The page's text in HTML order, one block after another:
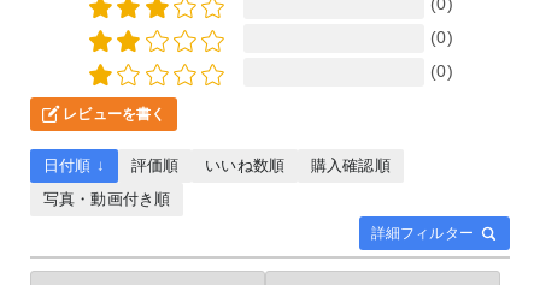
(0)
(0)
レビューを書く
詳細フィルター
日付順 ↓ 評価順 いいね数順
購入確認順
写真・動画付き順